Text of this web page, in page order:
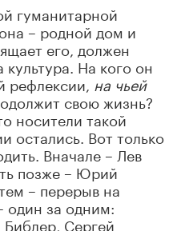
гуманитарной
– родной дом и
его, должен
культура. На кого он
рефлексии, на чьей
свою жизнь?
носители такой
остались. Вот только
Вначале – Лев
позже – Юрий
– перерыв на
один за одним:
Сергей